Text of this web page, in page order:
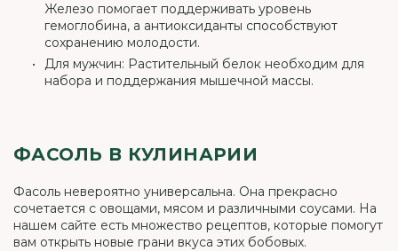
Железо помогает поддерживать уровень
гемоглобина, а антиоксиданты способствуют
сохранению молодости.
Для мужчин: Растительный белок необходим для
набора и поддержания мышечной массы.
ФАСОЛЬ В КУЛИНАРИИ
Фасоль невероятно универсальна. Она прекрасно
сочетается с овощами, мясом и различными соусами. На
нашем сайте есть множество рецептов, которые помогут
вам открыть новые грани вкуса этих бобовых.